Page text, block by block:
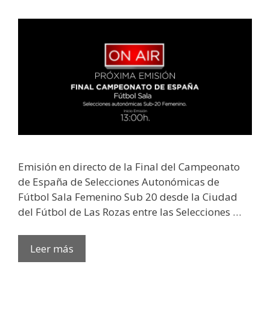
Emisión en directo de la Final del Campeonato
de España de Selecciones Autonómicas de
Fútbol Sala Femenino Sub 20 desde la Ciudad
del Fútbol de Las Rozas entre las Selecciones …
Leer más